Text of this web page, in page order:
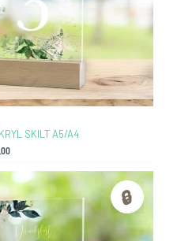
SKILT A5/A4
🔒